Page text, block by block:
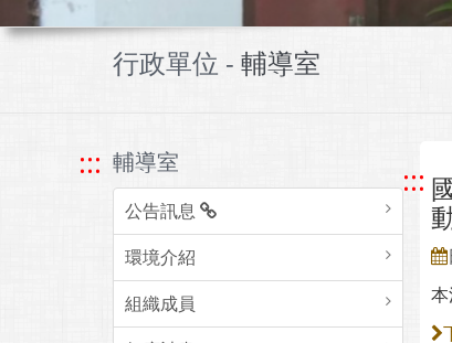
行政單位 - 輔導室
::: 輔導室
公告訊息
環境介紹
組織成員
:::